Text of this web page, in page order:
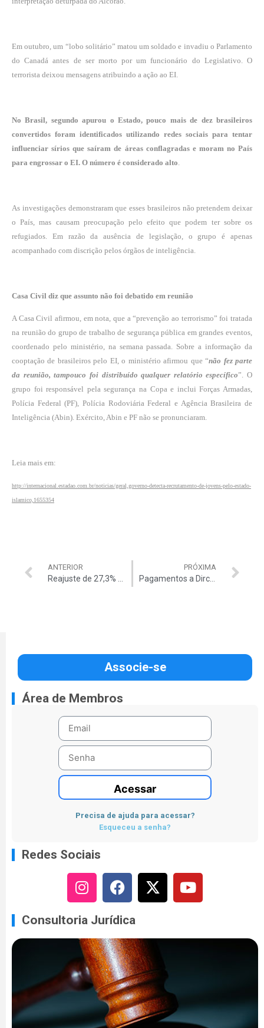
Em outubro, um “lobo solitário” matou um soldado e invadiu o Parlamento
do Canadá antes de ser morto por um funcionário do Legislativo. O
terrorista deixou mensagens atribuindo a ação ao EI.
No Brasil, segundo apurou o Estado, pouco mais de dez brasileiros
convertidos foram identificados utilizando redes sociais para tentar
influenciar sírios que saíram de áreas conflagradas e moram no País
para engrossar o EI. O número é considerado alto.
As investigações demonstraram que esses brasileiros não pretendem deixar
o País, mas causam preocupação pelo efeito que podem ter sobre os
refugiados. Em razão da ausência de legislação, o grupo é apenas
acompanhado com discrição pelos órgãos de inteligência.
Casa Civil diz que assunto não foi debatido em reunião
A Casa Civil afirmou, em nota, que a “prevenção ao terrorismo” foi tratada
na reunião do grupo de trabalho de segurança pública em grandes eventos,
coordenado pelo ministério, na semana passada. Sobre a informação da
cooptação de brasileiros pelo EI, o ministério afirmou que “não fez parte
da reunião, tampouco foi distribuído qualquer relatório específico”. O
grupo foi responsável pela segurança na Copa e inclui Forças Armadas,
Polícia Federal (PF), Polícia Rodoviária Federal e Agência Brasileira de
Inteligência (Abin). Exército, Abin e PF não se pronunciaram.
Leia mais em:
http://internacional.estadao.com.br/noticias/geral,governo-detecta-recrutamento-de-jovens-pelo-estado-
islamico,1655354
ANTERIOR PRÓXIMA
Pagamentos a Dirceu eram propina
Associe-se
Área de Membros
Acessar
Precisa de ajuda para acessar?
Esqueceu a senha?
Redes Sociais
Consultoria Jurídica